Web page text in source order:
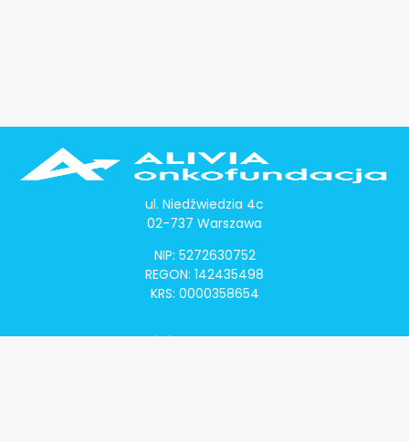
ul. Niedźwiedzia 4c
02-737 Warszawa
NIP: 5272630752
REGON: 142435498
KRS: 0000358654
Alivia Onkomapa